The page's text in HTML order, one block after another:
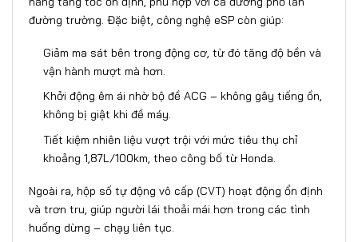
đường trường. Đặc biệt, công nghệ eSP còn giúp:
Giảm ma sát bên trong động cơ, từ đó tăng độ bền và
vận hành mượt mà hơn.
Khởi động êm ái nhờ bộ đề ACG – không gây tiếng ồn,
không bị giật khi đề máy.
Tiết kiệm nhiên liệu vượt trội với mức tiêu thụ chỉ
khoảng 1,87L/100km, theo công bố từ Honda.
Ngoài ra, hộp số tự động vô cấp (CVT) hoạt động ổn định
và trơn tru, giúp người lái thoải mái hơn trong các tình
huống dừng – chạy liên tục.